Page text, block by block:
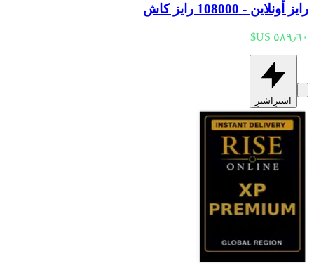
رايز أونلاين - 108000 رايز كاش
اشترِ اشترِ